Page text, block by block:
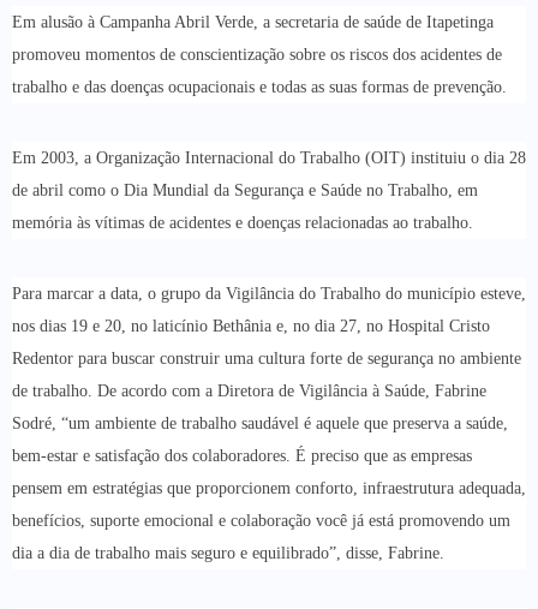
Em alusão à Campanha Abril Verde, a secretaria de saúde de Itapetinga
promoveu momentos de conscientização sobre os riscos dos acidentes de
trabalho e das doenças ocupacionais e todas as suas formas de prevenção.
Em 2003, a Organização Internacional do Trabalho (OIT) instituiu o dia 28
de abril como o Dia Mundial da Segurança e Saúde no Trabalho, em
memória às vítimas de acidentes e doenças relacionadas ao trabalho.
Para marcar a data, o grupo da Vigilância do Trabalho do município esteve,
nos dias 19 e 20, no laticínio Bethânia e, no dia 27, no Hospital Cristo
Redentor para buscar construir uma cultura forte de segurança no ambiente
de trabalho. De acordo com a Diretora de Vigilância à Saúde, Fabrine
Sodré, “um ambiente de trabalho saudável é aquele que preserva a saúde,
bem-estar e satisfação dos colaboradores. É preciso que as empresas
pensem em estratégias que proporcionem conforto, infraestrutura adequada,
benefícios, suporte emocional e colaboração você já está promovendo um
dia a dia de trabalho mais seguro e equilibrado”, disse, Fabrine.